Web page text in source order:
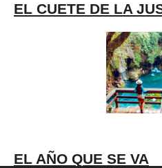
EL CUETE DE LA
EL AÑO QUE SE VA